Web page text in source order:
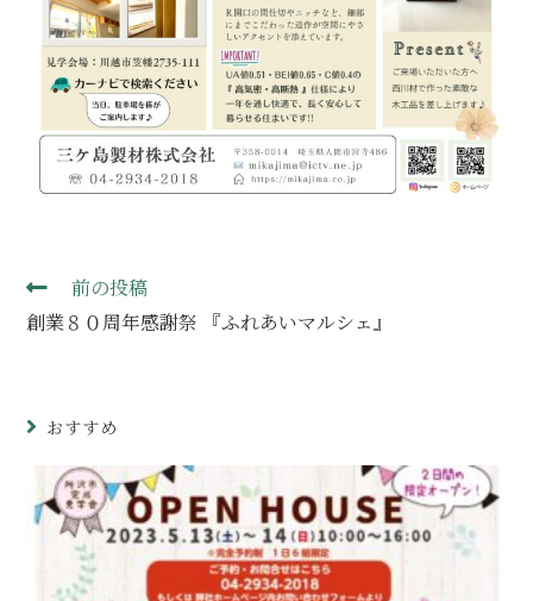
前の投稿
創業８０周年感謝祭 『ふれあいマルシェ』
おすすめ